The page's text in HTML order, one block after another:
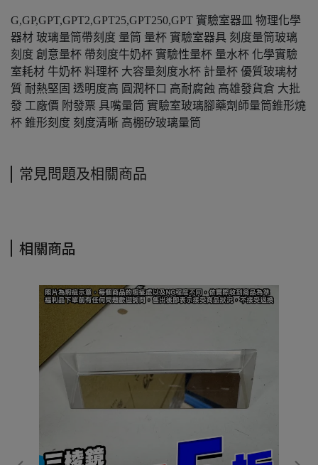
G,GP,GPT,GPT2,GPT25,GPT250,GPT 實驗室器皿 物理化學
器材 玻璃量筒帶刻度 量筒 量杯 實驗室器具 刻度量筒玻璃
刻度 創意量杯 帶刻度牛奶杯 實驗性量杯 量水杯 化學實驗
室耗材 牛奶杯 料理杯 大容量刻度水杯 計量杯 優質玻璃材
質 耐熱堅固 透明度高 圓潤杯口 高耐腐蝕 高雄發貨倉 大批
發 工廠價 附發票 具嘴量筒 實驗室玻璃腳藥劑師量筒錐形燒
杯 錐形刻度 刻度清晰 高棚矽玻璃量筒
常見問題及相關商品
相關商品